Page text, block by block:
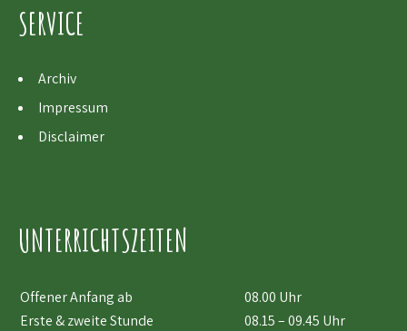
SERVICE
Archiv
Impressum
Disclaimer
UNTERRICHTSZEITEN
Offener Anfang ab
08.00 Uhr
Erste & zweite Stunde
08.15 – 09.45 Uhr